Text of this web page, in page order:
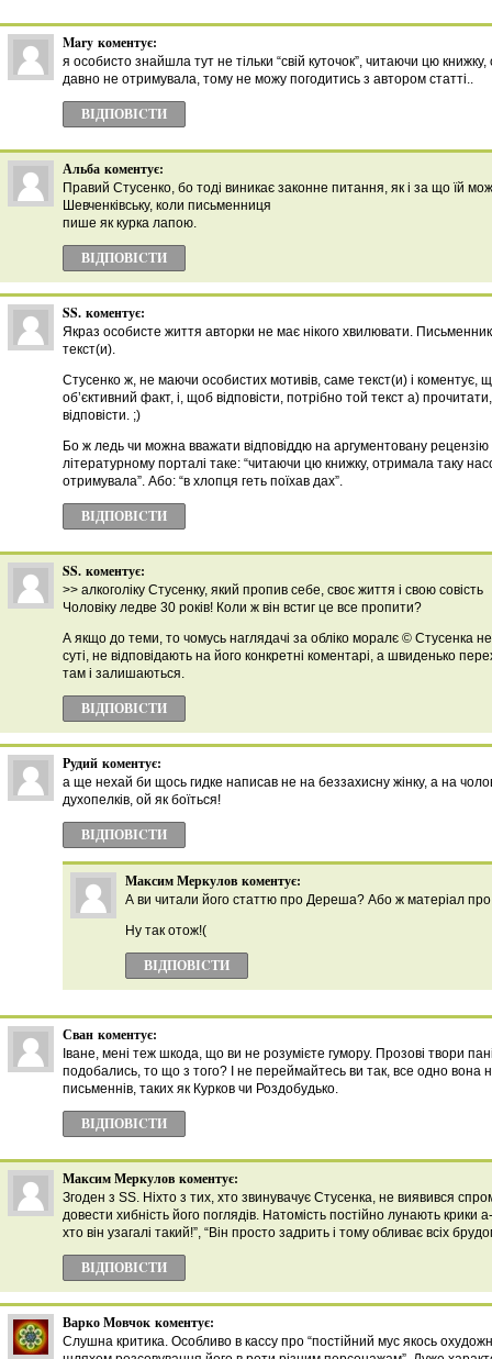
Mary коментує:
я особисто знайшла тут не тільки “свій куточок”, читаючи цю
давно не отримувала, тому не можу погодитись з автором статті..
ВІДПОВІCТИ
Альба коментує:
Правий Стусенко, бо тоді виникає законне питання, як і за що їй
Шевченківську, коли письменниця
пише як курка лапою.
ВІДПОВІCТИ
SS. коментує:
Якраз особисте життя авторки не має нікого хвилювати.
текст(и).
Стусенко ж, не маючи особистих мотивів, саме текст(и) і коментує,
об’єктивний факт, і, щоб відповісти, потрібно той текст а)
відповісти. ;)
Бо ж ледь чи можна вважати відповіддю на аргументовану
літературному порталі таке: “читаючи цю книжку, отримала таку
отримувала”. Або: “в хлопця геть поїхав дах”.
ВІДПОВІCТИ
SS. коментує:
>> алкоголіку Стусенку, який пропив себе, своє життя і свою совість
Чоловіку ледве 30 років! Коли ж він встиг це все пропити?
А якщо до теми, то чомусь наглядачі за обліко моралє © Стусенка
суті, не відповідають на його конкретні коментарі, а швиденько
там і залишаються.
ВІДПОВІCТИ
Рудий коментує:
а ще нехай би щось гидке написав не на беззахисну жінку, а на
духопелків, ой як боїться!
ВІДПОВІCТИ
Максим Меркулов коментує:
А ви читали його статтю про Дереша? Або ж матеріал про
Ну так отож!(
ВІДПОВІCТИ
Сван коментує:
Іване, мені теж шкода, що ви не розумієте гумору. Прозові твори
подобались, то що з того? І не переймайтесь ви так, все одно вона
письменнів, таких як Курков чи Роздобудько.
ВІДПОВІCТИ
Максим Меркулов коментує:
Згоден з SS. Ніхто з тих, хто звинувачує Стусенка, не виявився
довести хибність його поглядів. Натомість постійно лунають крики
хто він узагалі такий!”, “Він просто задрить і тому обливає всіх
ВІДПОВІCТИ
Варко Мовчок коментує:
Слушна критика. Особливо в кассу про “постійний мус якось